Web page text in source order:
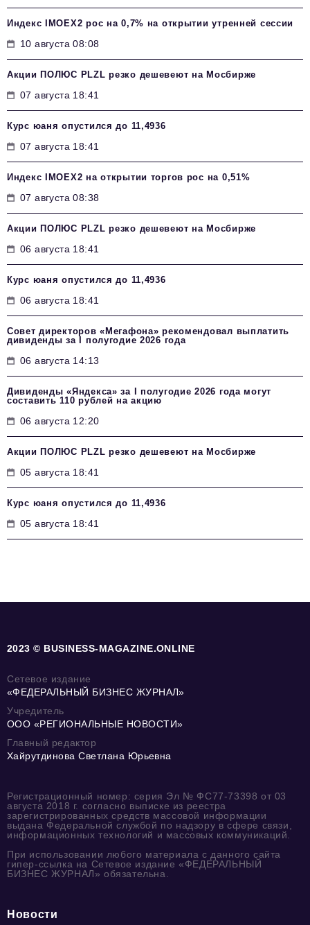
Индекс IMOEX2 рос на 0,7% на открытии утренней сессии
10 августа 08:08
Акции ПОЛЮС PLZL резко дешевеют на Мосбирже
07 августа 18:41
Курс юаня опустился до 11,4936
07 августа 18:41
Индекс IMOEX2 на открытии торгов рос на 0,51%
07 августа 08:38
Акции ПОЛЮС PLZL резко дешевеют на Мосбирже
06 августа 18:41
Курс юаня опустился до 11,4936
06 августа 18:41
Совет директоров «Мегафона» рекомендовал выплатить
дивиденды за I полугодие 2026 года
06 августа 14:13
Дивиденды «Яндекса» за I полугодие 2026 года могут
составить 110 рублей на акцию
06 августа 12:20
Акции ПОЛЮС PLZL резко дешевеют на Мосбирже
05 августа 18:41
Курс юаня опустился до 11,4936
05 августа 18:41
2023 © BUSINESS-MAGAZINE.ONLINE
Сетевое издание
«ФЕДЕРАЛЬНЫЙ БИЗНЕС ЖУРНАЛ»
Учредитель
ООО «РЕГИОНАЛЬНЫЕ НОВОСТИ»
Главный редактор
Хайрутдинова Светлана Юрьевна
Регистрационный номер: серия Эл № ФС77-73398 от 03
августа 2018 г. согласно выписке из реестра
зарегистрированных средств массовой информации
выдана Федеральной службой по надзору в сфере связи,
информационных технологий и массовых коммуникаций.
При использовании любого материала с данного сайта
гипер-ссылка на Сетевое издание «ФЕДЕРАЛЬНЫЙ
БИЗНЕС ЖУРНАЛ» обязательна.
Новости